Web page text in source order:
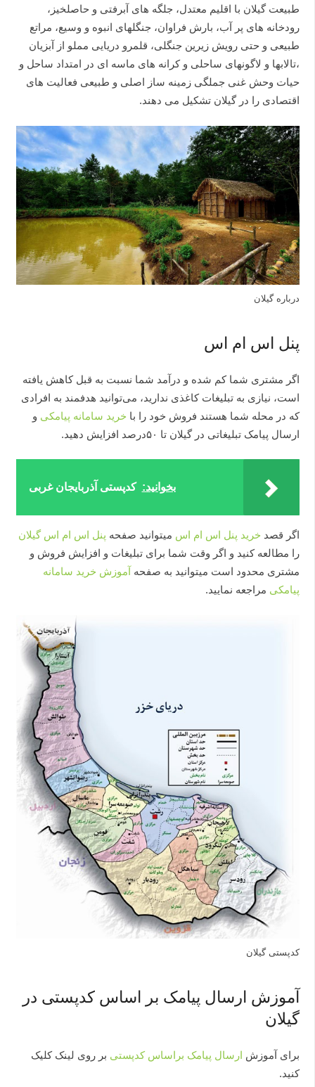
طبیعت گیلان با اقلیم معتدل، جلگه های آبرفتی و حاصلخیز،
رودخانه های پر آب، بارش فراوان، جنگلهای انبوه و وسیع، مراتع
طبیعی و حتی رویش زیرین جنگلی، قلمرو دریایی مملو از آبزیان
،تالابها و لاگونهای ساحلی و کرانه های ماسه ای در امتداد ساحل و
حیات وحش غنی جملگی زمینه ساز اصلی و طبیعی فعالیت های
اقتصادی را در گیلان تشکیل می دهند.
درباره گیلان
پنل اس ام اس
اگر مشتری شما کم شده و درآمد شما نسبت به قبل کاهش یافته
است، نیازی به تبلیغات کاغذی ندارید، می‌توانید هدفمند به افرادی
که در محله شما هستند فروش خود را با خرید سامانه پیامکی و
ارسال پیامک تبلیغاتی در گیلان تا ۵۰درصد افزایش دهید.
بخوانید: کدپستی آذربایجان غربی
اگر قصد خرید پنل اس ام اس میتوانید صفحه پنل اس ام اس گیلان
را مطالعه کنید و اگر وقت شما برای تبلیغات و افزایش فروش و
مشتری محدود است میتوانید به صفحه آموزش خرید سامانه
پیامکی مراجعه نمایید.
کدپستی گیلان
آموزش ارسال پیامک بر اساس کدپستی در
گیلان
برای آموزش ارسال پیامک براساس کدپستی بر روی لینک کلیک
کنید.